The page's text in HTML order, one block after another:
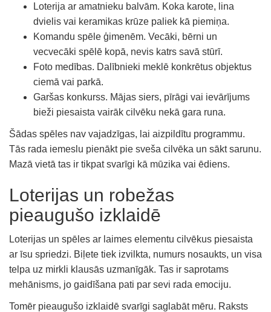
Loterija ar amatnieku balvām. Koka karote, lina
dvielis vai keramikas krūze paliek kā piemiņa.
Komandu spēle ģimenēm. Vecāki, bērni un
vecvecāki spēlē kopā, nevis katrs savā stūrī.
Foto medības. Dalībnieki meklē konkrētus objektus
ciemā vai parkā.
Garšas konkurss. Mājas siers, pīrāgi vai ievārījums
bieži piesaista vairāk cilvēku nekā gara runa.
Šādas spēles nav vajadzīgas, lai aizpildītu programmu.
Tās rada iemeslu pienākt pie sveša cilvēka un sākt sarunu.
Mazā vietā tas ir tikpat svarīgi kā mūzika vai ēdiens.
Loterijas un robežas
pieaugušo izklaidē
Loterijas un spēles ar laimes elementu cilvēkus piesaista
ar īsu spriedzi. Biļete tiek izvilkta, numurs nosaukts, un visa
telpa uz mirkli klausās uzmanīgāk. Tas ir saprotams
mehānisms, jo gaidīšana pati par sevi rada emociju.
Tomēr pieaugušo izklaidē svarīgi saglabāt mēru. Raksts